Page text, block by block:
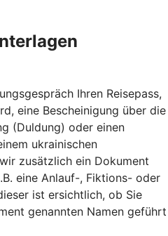
Ihren Reisepass,
eine Bescheinigung über die
(Duldung) oder einen
ukrainischen
zusätzlich ein Dokument
eine Anlauf-, Fiktions- oder
ist ersichtlich, ob Sie
genannten Namen geführt